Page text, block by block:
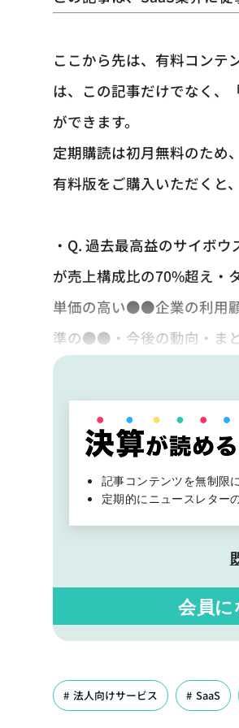
ここから先は、有料コンテ
は、この記事だけでなく、
ができます。
定期購読は初月無料のため
有料版をご購入いただくと
・Q. 過去最高益のサイボ
が売上構成比の70%超え・
単価の高い●●企業の利用
準の●●・今後の動向・ま
記事コンテンツを無制限
定期的にニュースレター
会員
法人向けサービス SaaS